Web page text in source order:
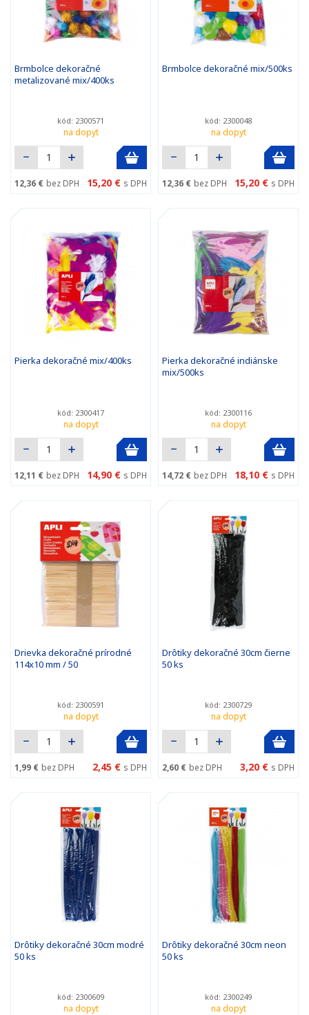
Brmbolce dekoračné
metalizované mix/400ks
kód: 2300571
na dopyt
12,36 € bez DPH 15,20 € s DPH
Brmbolce dekoračné mix/500ks
kód: 2300048
na dopyt
12,36 € bez DPH 15,20 € s DPH
Pierka dekoračné mix/400ks
kód: 2300417
na dopyt
12,11 € bez DPH 14,90 € s DPH
Pierka dekoračné indiánske
mix/500ks
kód: 2300116
na dopyt
14,72 € bez DPH 18,10 € s DPH
Drievka dekoračné prírodné
114x10 mm / 50
kód: 2300591
na dopyt
1,99 € bez DPH 2,45 € s DPH
Drôtiky dekoračné 30cm čierne
50 ks
kód: 2300729
na dopyt
2,60 € bez DPH 3,20 € s DPH
Drôtiky dekoračné 30cm modré
50 ks
kód: 2300609
na dopyt
Drôtiky dekoračné 30cm neon
50 ks
kód: 2300249
na dopyt